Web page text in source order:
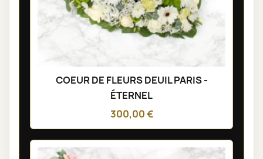
COEUR DE FLEURS DEUIL PARIS -
ÉTERNEL
300,00 €